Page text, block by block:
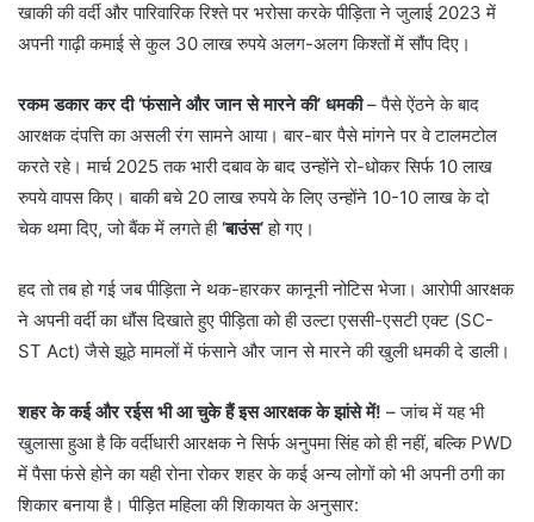
​खाकी की वर्दी और पारिवारिक रिश्ते पर भरोसा करके पीड़िता ने जुलाई 2023 में
अपनी गाढ़ी कमाई से कुल 30 लाख रुपये अलग-अलग किश्तों में सौंप दिए।
रकम डकार कर दी ‘फंसाने और जान से मारने की’ धमकी– पैसे ऐंठने के बाद
आरक्षक दंपत्ति का असली रंग सामने आया। बार-बार पैसे मांगने पर वे टालमटोल
करते रहे। मार्च 2025 तक भारी दबाव के बाद उन्होंने रो-धोकर सिर्फ 10 लाख
रुपये वापस किए। बाकी बचे 20 लाख रुपये के लिए उन्होंने 10-10 लाख के दो
चेक थमा दिए, जो बैंक में लगते ही‘बाउंस’हो गए।
​हद तो तब हो गई जब पीड़िता ने थक-हारकर कानूनी नोटिस भेजा। आरोपी आरक्षक
ने अपनी वर्दी का धौंस दिखाते हुए पीड़िता को ही उल्टा एससी-एसटी एक्ट (SC-
ST Act) जैसे झूठे मामलों में फंसाने और जान से मारने की खुली धमकी दे डाली।
शहर के कई और रईस भी आ चुके हैं इस आरक्षक के झांसे में! – जांच में यह भी
खुलासा हुआ है कि वर्दीधारी आरक्षक ने सिर्फ अनुपमा सिंह को ही नहीं, बल्कि PWD
में पैसा फंसे होने का यही रोना रोकर शहर के कई अन्य लोगों को भी अपनी ठगी का
शिकार बनाया है। पीड़ित महिला की शिकायत के अनुसार: